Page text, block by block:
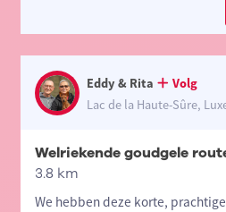
Eddy & Rita
Volg
Lac de la Haute-Sûre,
Welriekende goudgele
3.8 km
We hebben deze korte,